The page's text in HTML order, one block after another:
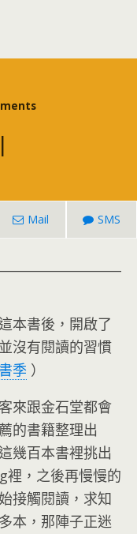
Mail SMS
書後，開啟了
沒有閱讀的習慣
季 ）
跟金石堂都會
的書籍整理出
幾百本書裡挑出
裡，之後再慢慢的
接觸閱讀，求知
本，那陣子正迷